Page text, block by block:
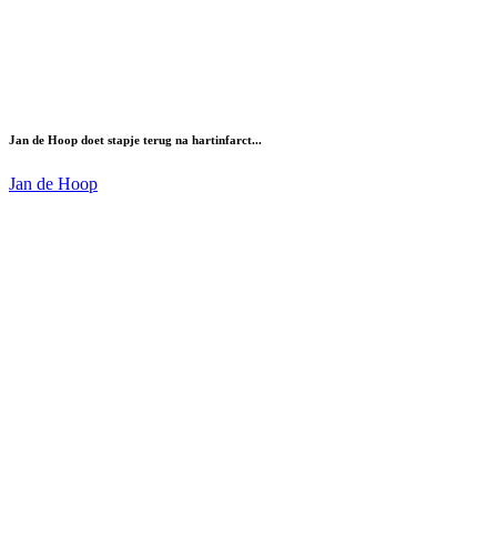
Jan de Hoop doet stapje terug na hartinfarct...
Jan de Hoop